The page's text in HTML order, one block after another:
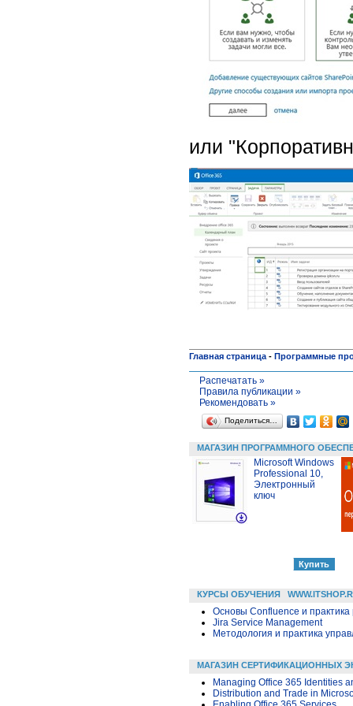
или
Главная страница - Программные
Распечатать »
Правила публикации »
Рекомендовать »
Поделиться…
МАГАЗИН ПРОГРАММНОГО
Microsoft Windows
Professional 10,
Электронный
ключ
КУРСЫ ОБУЧЕНИЯ
Основы Confluence и
Jira Service Management
Методология и практика
МАГАЗИН СЕРТИФИКАЦИОННЫХ
Managing Office 365 Identities
Distribution and Trade in